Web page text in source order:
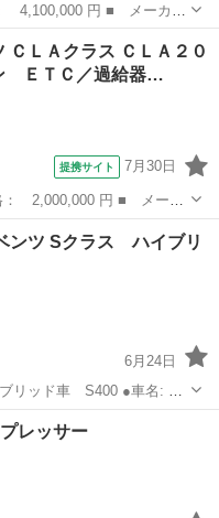
クラス ■ グレード
クスクルシブパッケジ 本
ＣＬＡクラス ＣＬＡ２０
ＥＴＣ／過給器…
提携サイト 7月30日
ＣＬＡクラス ■ グレー
ＴＣ／過給器設定モデル
ンツ Sクラス ハイブリ
6月24日
車 S400 ●車名: メ
ラス メルセデスベンツ
レッサー